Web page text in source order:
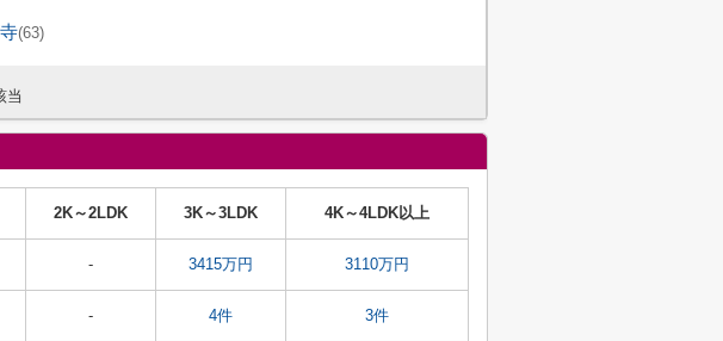
(63)
当
2K～2LDK 3K～3LDK 4K～4LDK以上
- 3415万円 3110万円
- 4件 3件